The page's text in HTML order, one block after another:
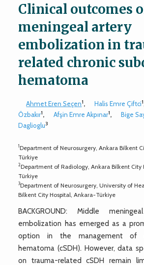
Clinical outcomes
meningeal artery
embolization in
related chronic
hematoma
Ahmet Eren Seçen1, Halis Emre Çiftci1
Özbakır1, Afşin Emre Akpınar1, Bige
Daglioglu3
1Department of Neurosurgery, Ankara Bilkent
Türkiye
2Department of Radiology, Ankara Bilkent City
Türkiye
3Department of Neurosurgery, University of
Bilkent City Hospital, Ankara-Türkiye
BACKGROUND: Middle
embolization has emerged as a
option in the management of
hematoma (cSDH). However, data
on trauma-related cSDH remain